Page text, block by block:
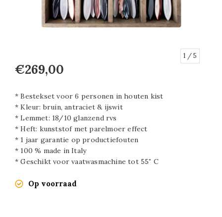
1 / 5
€269,00
* Bestekset voor 6 personen in houten kist
* Kleur: bruin, antraciet & ijswit
* Lemmet: 18/10 glanzend rvs
* Heft: kunststof met parelmoer effect
* 1 jaar garantie op productiefouten
* 100 % made in Italy
* Geschikt voor vaatwasmachine tot 55˚ C
Op voorraad